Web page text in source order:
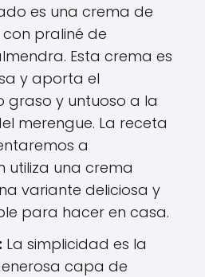
es una crema de
praliné de
Esta crema es
y aporta el
graso y untuoso a la
merengue. La receta
a
utiliza una crema
variante deliciosa y
para hacer en casa.
La simplicidad es la
capa de